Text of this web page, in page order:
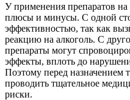
У применения препаратов на
плюсы и минусы. С одной
эффективностью, так как
реакцию на алкоголь. С
препараты могут
эффекты, вплоть до
Поэтому перед назначением
проводить тщательное
риски.